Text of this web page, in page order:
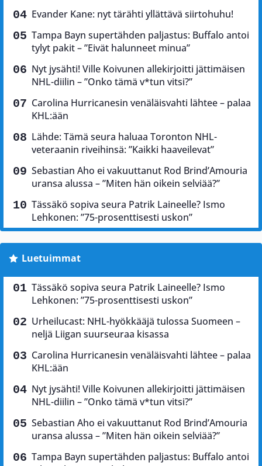
Evander Kane: nyt tärähti yllättävä siirtohuhu!
Tampa Bayn supertähden paljastus: Buffalo antoi
tylyt pakit – ”Eivät halunneet minua”
Nyt jysähti! Ville Koivunen allekirjoitti jättimäisen
NHL-diilin – ”Onko tämä v*tun vitsi?”
Carolina Hurricanesin venäläisvahti lähtee – palaa
KHL:ään
Lähde: Tämä seura haluaa Toronton NHL-
veteraanin riveihinsä: ”Kaikki haaveilevat”
Sebastian Aho ei vakuuttanut Rod Brind’Amouria
uransa alussa – ”Miten hän oikein selviää?”
Tässäkö sopiva seura Patrik Laineelle? Ismo
Lehkonen: ”75-prosenttisesti uskon”
Luetuimmat
Tässäkö sopiva seura Patrik Laineelle? Ismo
Lehkonen: ”75-prosenttisesti uskon”
Urheilucast: NHL-hyökkääjä tulossa Suomeen –
neljä Liigan suurseuraa kisassa
Carolina Hurricanesin venäläisvahti lähtee – palaa
KHL:ään
Nyt jysähti! Ville Koivunen allekirjoitti jättimäisen
NHL-diilin – ”Onko tämä v*tun vitsi?”
Sebastian Aho ei vakuuttanut Rod Brind’Amouria
uransa alussa – ”Miten hän oikein selviää?”
Tampa Bayn supertähden paljastus: Buffalo antoi